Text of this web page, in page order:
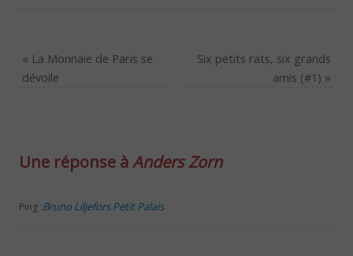
« La Monnaie de Paris se
dévoile
Six petits rats, six grands
amis (#1) »
Une réponse àAnders Zorn
Ping :Bruno Liljefors Petit Palais